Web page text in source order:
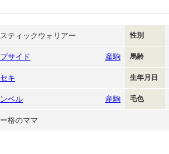
ティックウォリアー 性別
サイド 産駒 馬齢
キ 生年月日
ベル 産駒 毛色
格のママ